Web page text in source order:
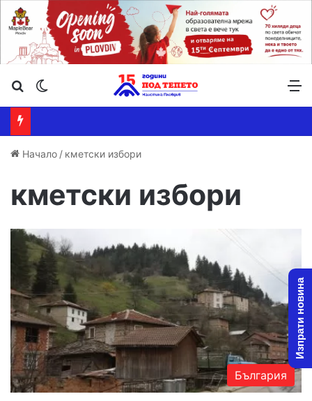
Търсене ...
Начало / кметски избори
кметски избори
България
Изпрати новина